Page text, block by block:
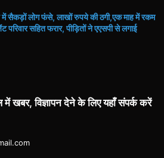
में सैकड़ों लोग फंसे, लाखों रुपये की ठगी,एक माह में रकम
परिवार सहित फरार, पीड़ितों ने एएसपी से लगाई
खबर, विज्ञापन देने के लिए यहाँ संपर्क करें